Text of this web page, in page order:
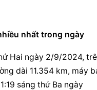
nhất trong ngày
Hai ngày 2/9/2024,
dài 11.354 km, máy
sáng thứ Ba ngày